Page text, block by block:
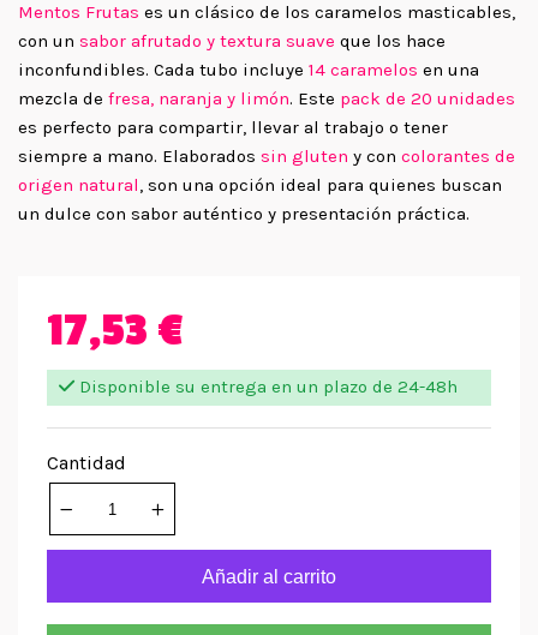
Mentos Frutas es un clásico de los caramelos masticables,
con un sabor afrutado y textura suave que los hace
inconfundibles. Cada tubo incluye 14 caramelos en una
mezcla de fresa, naranja y limón. Este pack de 20 unidades
es perfecto para compartir, llevar al trabajo o tener
siempre a mano. Elaborados sin gluten y con colorantes de
origen natural, son una opción ideal para quienes buscan
un dulce con sabor auténtico y presentación práctica.
17,53 €
Disponible su entrega en un plazo de 24-48h
Cantidad
Añadir al carrito